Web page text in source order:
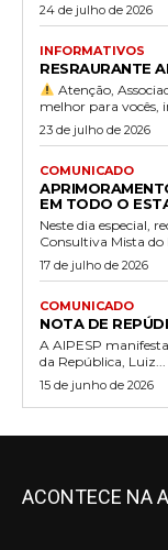
24 de julho de 2026
INFORMATIVOS
RESRAURANTE
Atenção,
melhor para vocês,
23 de julho de 2026
COMUNICADO
EM TODO O
Neste dia especial,
Consultiva Mista do
17 de julho de 2026
COMUNICADO
NOTA DE
A AIPESP
da República, Luiz...
15 de junho de 2026
ACONTECE NA